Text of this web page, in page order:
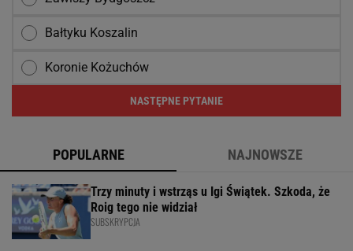
Bałtyku Koszalin
Koronie Kożuchów
NASTĘPNE PYTANIE
POPULARNE NAJNOWSZE
Trzy minuty i wstrząs u Igi Świątek. Szkoda, że
Roig tego nie widział
SUBSKRYPCJA